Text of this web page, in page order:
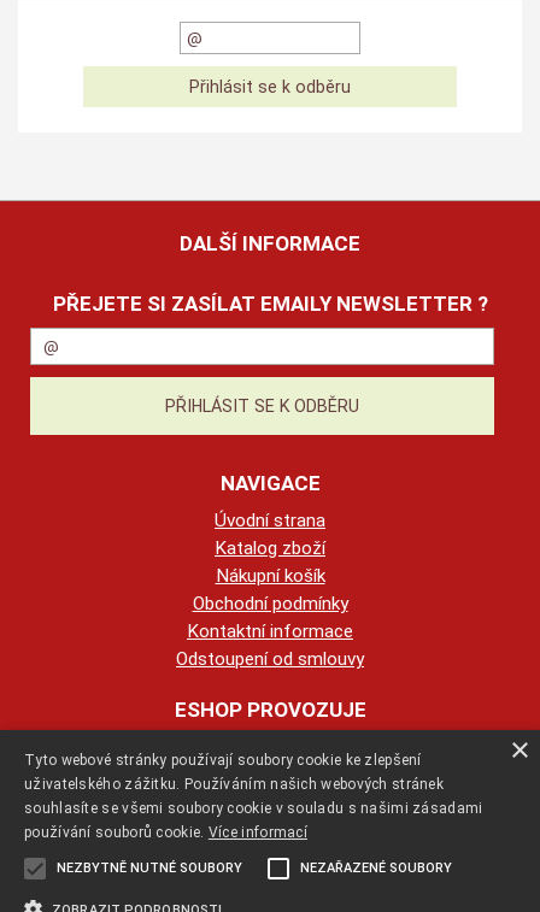
DALŠÍ INFORMACE
PŘEJETE SI ZASÍLAT EMAILY NEWSLETTER ?
NAVIGACE
Úvodní strana
Katalog zboží
Nákupní košík
Obchodní podmínky
Kontaktní informace
Odstoupení od smlouvy
ESHOP PROVOZUJE
123KRBY s.r.o.
+420 774 422 239
info@123krby.cz
×
Tyto webové stránky používají soubory cookie ke zlepšení
uživatelského zážitku. Používáním našich webových stránek
souhlasíte se všemi soubory cookie v souladu s našimi zásadami
používání souborů cookie. Více informací
NEZBYTNĚ NUTNÉ SOUBORY NEZAŘAZENÉ SOUBORY